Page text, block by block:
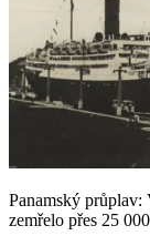
Panamský průplav:
zemřelo přes 25